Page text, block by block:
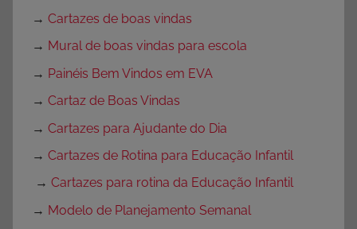
→ Cartazes de boas vindas
→ Mural de boas vindas para escola
→ Painéis Bem Vindos em EVA
→ Cartaz de Boas Vindas
→ Cartazes para Ajudante do Dia
→ Cartazes de Rotina para Educação Infantil
→ Cartazes para rotina da Educação Infantil
→ Modelo de Planejamento Semanal